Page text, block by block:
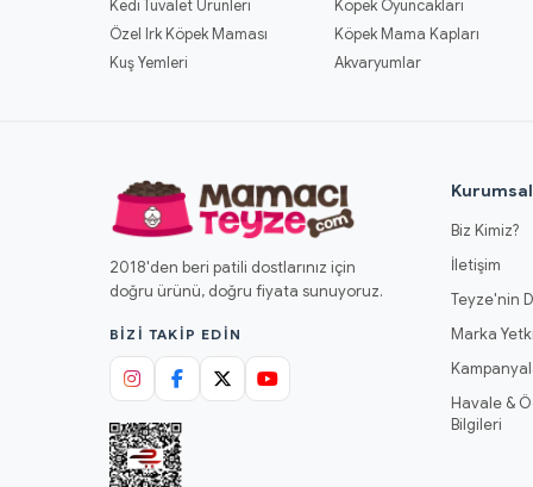
Kedi Tuvalet Ürünleri
Köpek Oyuncakları
Özel Irk Köpek Maması
Köpek Mama Kapları
Kuş Yemleri
Akvaryumlar
2018'den beri patili dostlarınız için
doğru ürünü, doğru fiyata sunuyoruz.
BIZI TAKIP EDIN
Kurumsal
Biz Kimiz?
İletişim
Teyze'nin
Marka
Havale &
Bilgileri